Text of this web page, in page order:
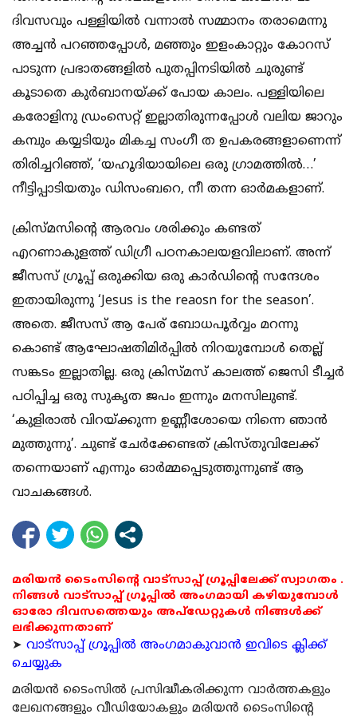
ദിവസവും പള്ളിയില്‍ വന്നാല്‍ സമ്മാനം തരാമെന്നു
അച്ചന്‍ പറഞ്ഞപ്പോള്‍, മഞ്ഞും ഇളംകാറ്റും കോറസ്
പാടുന്ന പ്രഭാതങ്ങളില്‍ പുതപ്പിനടിയില്‍ ചുരുണ്ട്
കൂടാതെ കുര്‍ബാനയ്ക്ക് പോയ കാലം. പള്ളിയിലെ
കരോളിനു ഡ്രംസെറ്റ് ഇല്ലാതിരുന്നപ്പോള്‍ വലിയ ജാറും
കമ്പും കയ്യടിയും മികച്ച സംഗീ ത ഉപകരങ്ങളാണെന്ന്
തിരിച്ചറിഞ്ഞ്, ‘യഹൂദിയായിലെ ഒരു ഗ്രാമത്തില്‍…’
നീട്ടിപ്പാടിയതും ഡിസംബറെ, നീ തന്ന ഓര്‍മകളാണ്.
ക്രിസ്മസിന്റെ ആരവം ശരിക്കും കണ്ടത്
എറണാകുളത്ത് ഡിഗ്രീ പഠനകാലയളവിലാണ്. അന്ന്
ജീസസ് ഗ്രൂപ്പ് ഒരുക്കിയ ഒരു കാര്‍ഡിന്റെ സന്ദേശം
ഇതായിരുന്നു ‘Jesus is the reaosn for the season’.
അതെ. ജീസസ് ആ പേര് ബോധപൂര്‍വ്വം മറന്നു
കൊണ്ട് ആഘോഷതിമിര്‍പ്പില്‍ നിറയുമ്പോള്‍ തെല്ല്
സങ്കടം ഇല്ലാതില്ല. ഒരു ക്രിസ്മസ് കാലത്ത് ജെസി ടീച്ചര്‍
പഠിപ്പിച്ച ഒരു സുകൃത ജപം ഇന്നും മനസിലുണ്ട്.
‘കുളിരാല്‍ വിറയ്ക്കുന്ന ഉണ്ണീശോയെ നിന്നെ ഞാന്‍
മുത്തുന്നു’. ചുണ്ട് ചേര്‍ക്കേണ്ടത് ക്രിസ്തുവിലേക്ക്
തന്നെയാണ് എന്നും ഓര്‍മ്മപ്പെടുത്തുന്നുണ്ട് ആ
വാചകങ്ങള്‍.
മരിയൻ ടൈംസിന്റെ വാട്സാപ്പ് ഗ്രൂപ്പിലേക്ക് സ്വാഗതം .
നിങ്ങൾ വാട്സാപ്പ് ഗ്രൂപ്പിൽ അംഗമായി കഴിയുമ്പോൾ
ഓരോ ദിവസത്തെയും അപ്ഡേറ്റുകൾ നിങ്ങൾക്ക്
ലഭിക്കുന്നതാണ്
➤ വാട്സാപ്പ് ഗ്രൂപ്പിൽ അംഗമാകുവാൻ ഇവിടെ ക്ലിക്ക്
ചെയ്യുക
മരിയന്‍ ടൈംസില്‍ പ്രസിദ്ധീകരിക്കുന്ന വാര്‍ത്തകളും
ലേഖനങ്ങളും വീഡിയോകളും മരിയന്‍ ടൈംസിന്റെ